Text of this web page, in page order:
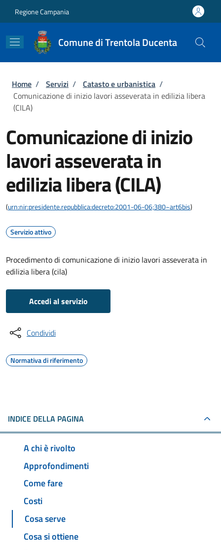
Regione Campania
Comune di Trentola Ducenta
Briciole di pane
Home / Servizi / Catasto e urbanistica /
Comunicazione di inizio lavori asseverata in edilizia libera
(CILA)
Comunicazione di inizio
lavori asseverata in
edilizia libera (CILA)
(urn:nir:presidente.repubblica:decreto:2001-06-06;380~art6bis)
Servizio attivo
Procedimento di comunicazione di inizio lavori asseverata in
edilizia libera (cila)
Accedi al servizio
Condividi
Normativa di riferimento
INDICE DELLA PAGINA
A chi è rivolto
Approfondimenti
Come fare
Costi
Cosa serve
Cosa si ottiene